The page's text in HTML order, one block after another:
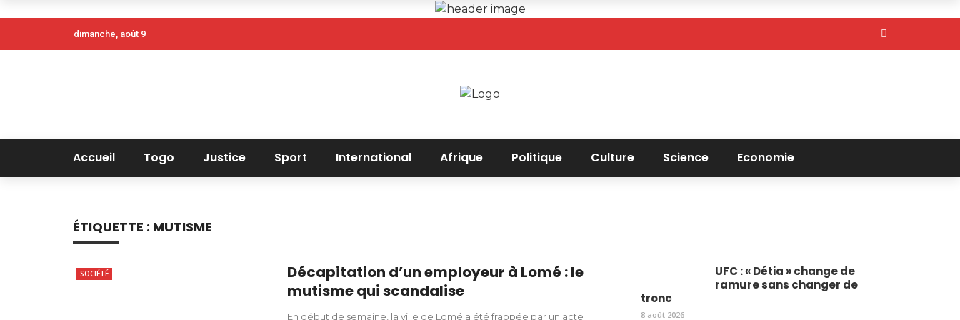
dimanche, août 9
Accueil Togo Justice Sport International Afrique Politique Culture Science Economie
ÉTIQUETTE : MUTISME
SOCIÉTÉ
Décapitation d’un employeur à Lomé : le
mutisme qui scandalise
En début de semaine, la ville de Lomé a été frappée par un acte
UFC : « Détia » change de
ramure sans changer de
tronc
8 août 2026